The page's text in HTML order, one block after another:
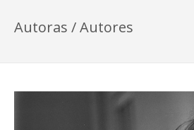
Autoras / Autores